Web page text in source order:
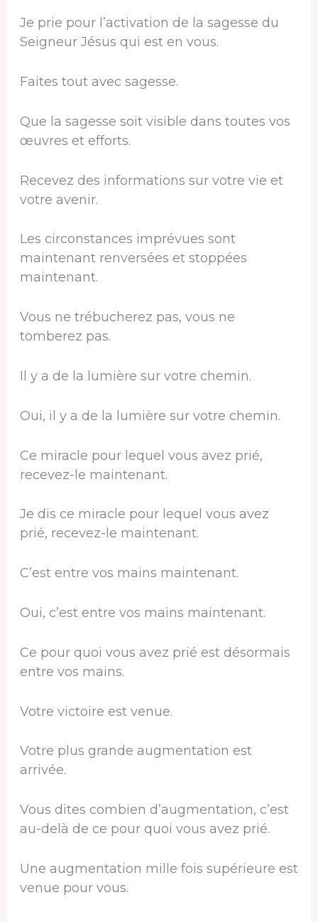
Je prie pour l’activation de la sagesse du
Seigneur Jésus qui est en vous.
Faites tout avec sagesse.
Que la sagesse soit visible dans toutes vos
œuvres et efforts.
Recevez des informations sur votre vie et
votre avenir.
Les circonstances imprévues sont
maintenant renversées et stoppées
maintenant.
Vous ne trébucherez pas, vous ne
tomberez pas.
Il y a de la lumière sur votre chemin.
Oui, il y a de la lumière sur votre chemin.
Ce miracle pour lequel vous avez prié,
recevez-le maintenant.
Je dis ce miracle pour lequel vous avez
prié, recevez-le maintenant.
C’est entre vos mains maintenant.
Oui, c’est entre vos mains maintenant.
Ce pour quoi vous avez prié est désormais
entre vos mains.
Votre victoire est venue.
Votre plus grande augmentation est
arrivée.
Vous dites combien d’augmentation, c’est
au-delà de ce pour quoi vous avez prié.
Une augmentation mille fois supérieure est
venue pour vous.